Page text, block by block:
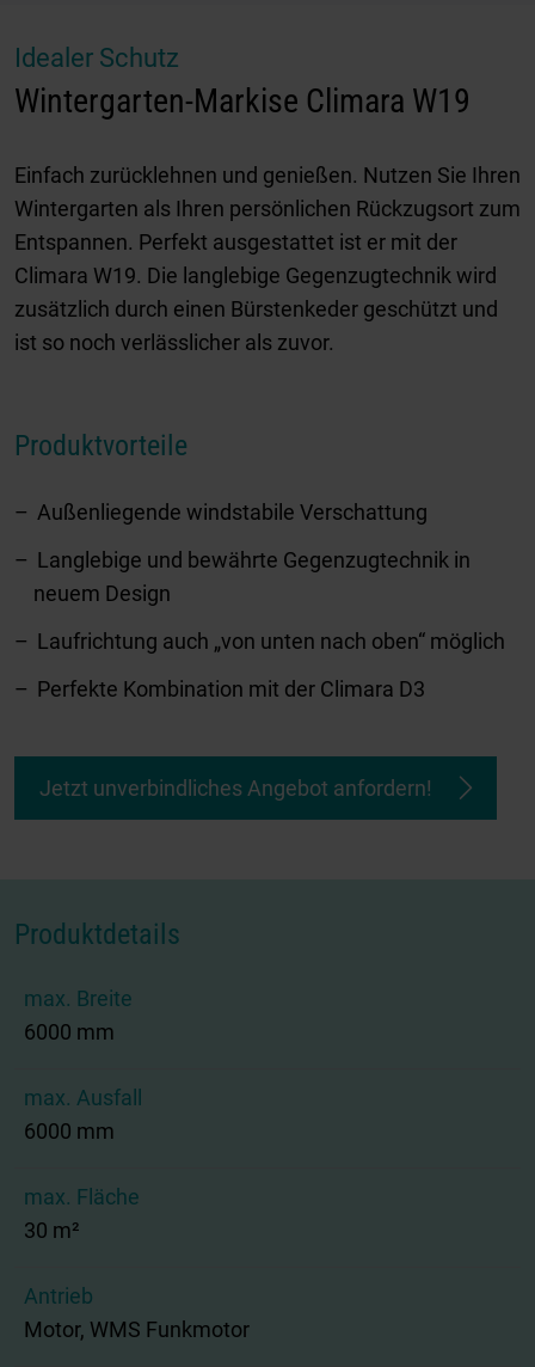
Idealer Schutz
Wintergarten-Markise Climara W19
Einfach zurücklehnen und genießen. Nutzen Sie Ihren
Wintergarten als Ihren persönlichen Rückzugsort zum
Entspannen. Perfekt ausgestattet ist er mit der
Climara W19. Die langlebige Gegenzugtechnik wird
zusätzlich durch einen Bürstenkeder geschützt und
ist so noch verlässlicher als zuvor.
Produktvorteile
Außenliegende windstabile Verschattung
Langlebige und bewährte Gegenzugtechnik in
neuem Design
Laufrichtung auch „von unten nach oben“ möglich
Perfekte Kombination mit der Climara D3
Jetzt unverbindliches Angebot anfordern!
Produktdetails
max. Breite
6000 mm
max. Ausfall
6000 mm
max. Fläche
30 m²
Antrieb
Motor, WMS Funkmotor